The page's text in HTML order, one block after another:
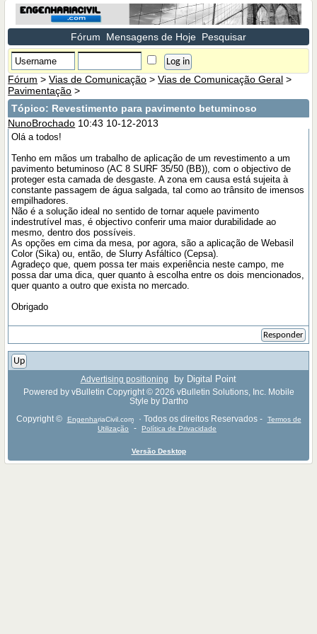
Fórum Mensagens de Hoje Pesquisar
Fórum >Vias de Comunicação >Vias de Comunicação Geral >
Pavimentação >
Tópico: Revestimento para pavimento betuminoso
NunoBrochado 10:43 10-12-2013
Olá a todos!
Tenho em mãos um trabalho de aplicação de um revestimento a um
pavimento betuminoso (AC 8 SURF 35/50 (BB)), com o objectivo de
proteger esta camada de desgaste. A zona em causa está sujeita à
constante passagem de água salgada, tal como ao trânsito de imensos
empilhadores.
Não é a solução ideal no sentido de tornar aquele pavimento
indestrutível mas, é objectivo conferir uma maior durabilidade ao
mesmo, dentro dos possíveis.
As opções em cima da mesa, por agora, são a aplicação de Webasil
Color (Sika) ou, então, de Slurry Asfáltico (Cepsa).
Agradeço que, quem possa ter mais experiência neste campo, me
possa dar uma dica, quer quanto à escolha entre os dois mencionados,
quer quanto a outro que exista no mercado.
Obrigado
Responder
Up
Advertising positioning by Digital Point
Powered by vBulletin Copyright © 2026 vBulletin Solutions, Inc. Mobile
Style by Dartho
Copyright ©
EngenhariaCivil.com · Todos os direitos Reservados -
Termos de
Utilização
- Política de Privacidade
Versão Desktop